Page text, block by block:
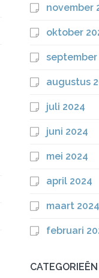
november
oktober
september
augustus
juli 2024
juni 2024
mei 2024
april 2024
maart 2024
februari
CATEGORIEËN